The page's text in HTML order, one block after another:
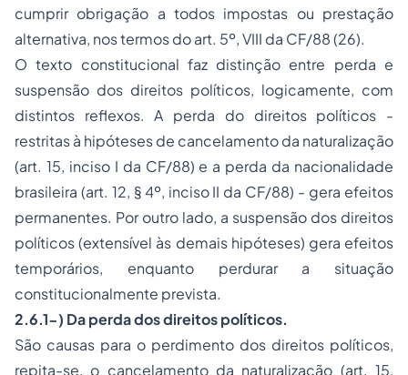
cumprir obrigação a todos impostas ou prestação
alternativa, nos termos do art. 5º, VIII da CF/88 (26).
O texto constitucional faz distinção entre perda e
suspensão dos direitos políticos, logicamente, com
distintos reflexos. A perda do direitos políticos -
restritas à hipóteses de cancelamento da naturalização
(art. 15, inciso I da CF/88) e a perda da nacionalidade
brasileira (art. 12, § 4º, inciso II da CF/88) - gera efeitos
permanentes. Por outro lado, a suspensão dos direitos
políticos (extensível às demais hipóteses) gera efeitos
temporários, enquanto perdurar a situação
constitucionalmente prevista.
2.6.1-) Da perda dos direitos políticos.
São causas para o perdimento dos direitos políticos,
repita-se, o cancelamento da naturalização (art. 15,